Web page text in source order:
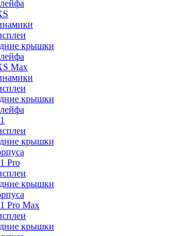
крышки
Max
крышки
крышки
Pro
крышки
Pro Max
крышки